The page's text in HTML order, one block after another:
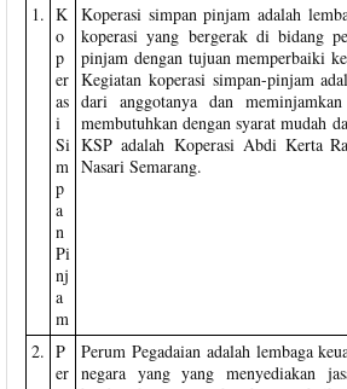
1. K
o
p
er
as
i
Si
m
p
a
n
Pi
nj
a
m
Koperasi simpan pinjam adalah
koperasi yang bergerak di bidang
pinjam dengan tujuan memperbaiki
Kegiatan koperasi simpan-pinjam
dari anggotanya dan
membutuhkan dengan syarat mudah
KSP adalah Koperasi Abdi Kerta
Nasari Semarang.
2. P
er
Perum Pegadaian adalah lembaga
negara yang yang menyediakan